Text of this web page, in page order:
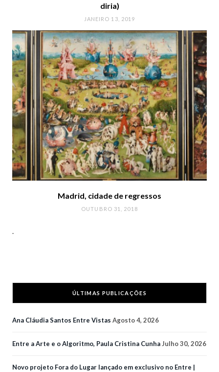
diria)
JANEIRO 13, 2019
Madrid, cidade de regressos
OUTUBRO 31, 2018
.
ÚLTIMAS PUBLICAÇÕES
Ana Cláudia Santos Entre Vistas Agosto 4, 2026
Entre a Arte e o Algoritmo, Paula Cristina CunhaJulho 30, 2026
Novo projeto Fora do Lugar lançado em exclusivo no Entre |